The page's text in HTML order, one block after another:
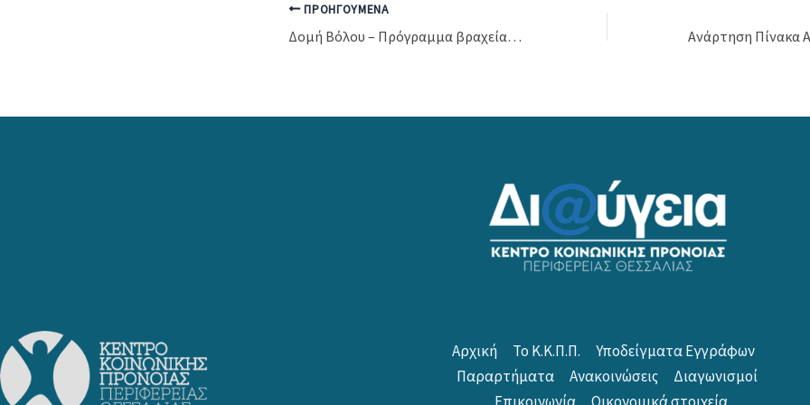
ΠΡΟΗΓΟΎΜΕΝΑ
Δομή Βόλου – Πρόγραμμα βραχείας φιλοξενίας για ΑμεΑ // Δ.Α.Φ
Αρχική Το Κ.Κ.Π.Π.
Υποδείγματα Εγγράφων
Παραρτήματα
Ανακοινώσεις
Διαγωνισμοί